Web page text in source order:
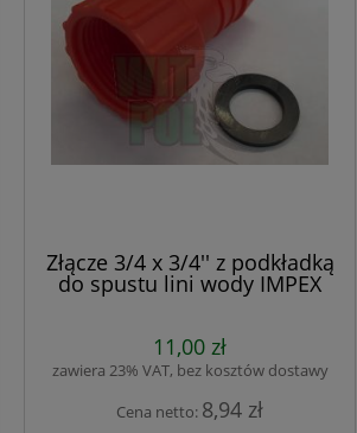
Duracid Spray na owady 500ml
na muchy, mrówki
22,99 zł
Złącze 3/4 x 3/4'' z podkładką
do spustu lini wody IMPEX
11,00 zł
zawiera 23% VAT, bez kosztów dostawy
Cena netto: 8,94 zł